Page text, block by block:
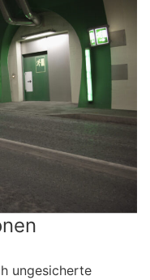
ungesicherte